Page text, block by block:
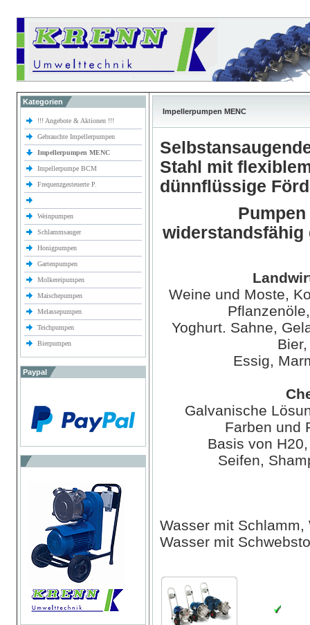
Kategorien
!!! Angebote & Aktionen !!!
Gebrauchte Impellerpumpen
Impellerpumpen MENC
Impellerpumpe BCM
Frequenzgesteuerte P.
Weinpumpen
Schlammsauger
Honigpumpen
Gartenpumpen
Molkereipumpen
Maischepumpen
Melassepumpen
Teichpumpen
Bierpumpen
Paypal
Impellerpumpen MENC
Stahl mit
dünnflüssige
widerstandsfähig
Weine und Moste,
Yoghurt. Sahne,
Essig,
Galvanische
Farben und
Basis von
Seifen,
Wasser mit
Wasser mit